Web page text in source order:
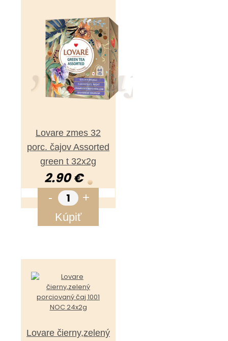
Lovare zmes 32
porc. čajov Assorted
green t 32x2g
2.90 €
- +
Kúpiť
Lovare čierny,zelený